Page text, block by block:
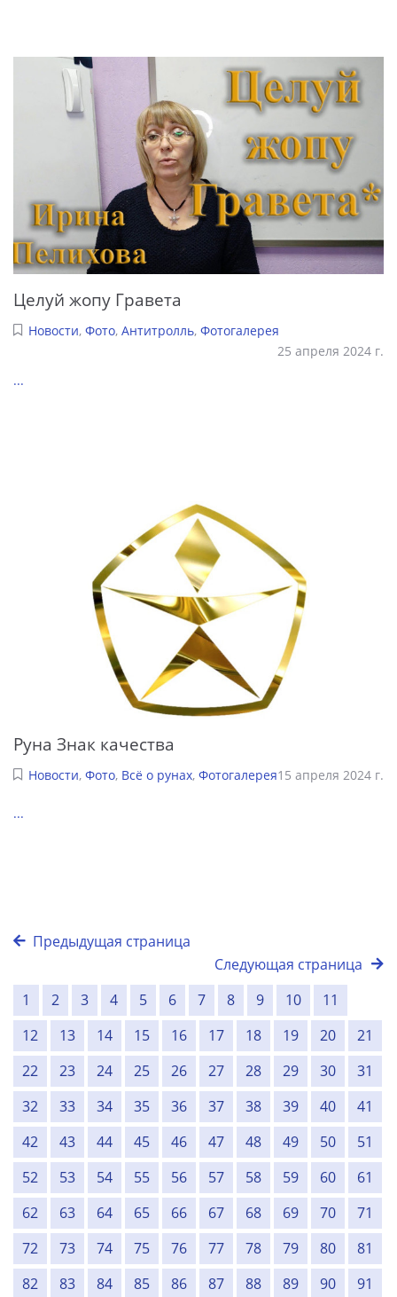
Целуй жопу Гравета
Новости, Фото, Антитролль, Фотогалерея
25 апреля 2024 г.
...
Руна Знак качества
Новости, Фото, Всё о рунах, Фотогалерея15 апреля 2024 г.
...
Предыдущая страница
Следующая страница
1
2 3 4 5 6 7 8 9 10
11
12
13 14 15 16 17 18 19 20
21
22
23 24 25 26 27 28 29 30
31
32
33 34 35 36 37 38 39 40
41
42
43 44 45 46 47 48 49 50
51
52
53 54 55 56 57 58 59 60
61
62
63 64 65 66 67 68 69 70
71
72
73 74 75 76 77 78 79 80
81
82
83 84 85 86 87 88 89 90
91